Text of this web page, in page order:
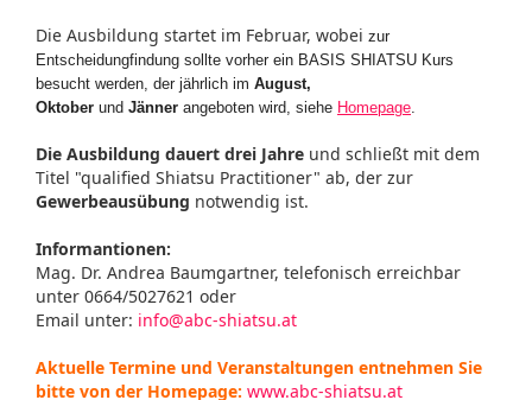
Die Ausbildung startet im Februar, wobei zur
Entscheidungfindung sollte vorher ein BASIS SHIATSU Kurs
besucht werden, der jährlich im August,
Oktober und Jänner angeboten wird, siehe Homepage.
Die Ausbildung dauert drei Jahre und schließt mit dem
Titel "qualified Shiatsu Practitioner" ab, der zur
Gewerbeausübung notwendig ist.
Informantionen:
Mag. Dr. Andrea Baumgartner, telefonisch erreichbar
unter 0664/5027621 oder
Email unter: info@abc-shiatsu.at
Aktuelle Termine und Veranstaltungen entnehmen Sie
bitte von der Homepage: www.abc-shiatsu.at